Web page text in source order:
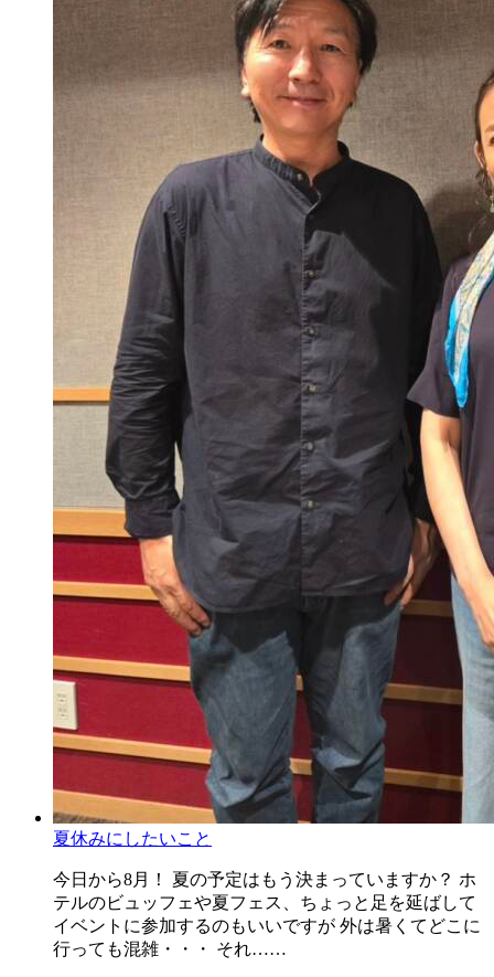
夏休みにしたいこと
今日から8月！ 夏の予定はもう決まっていますか？ ホ
テルのビュッフェや夏フェス、ちょっと足を延ばして
イベントに参加するのもいいですが 外は暑くてどこに
行っても混雑・・・ それ……